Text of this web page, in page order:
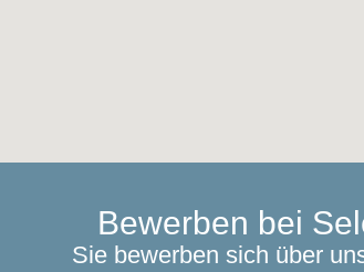
Bewerben bei
Sie bewerben sich über